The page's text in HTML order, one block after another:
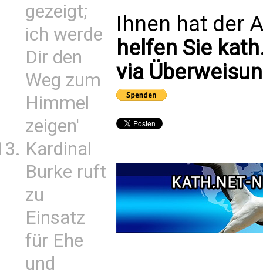
gezeigt;
ich werde
Dir den
Weg zum
Himmel
zeigen'
Kardinal
Burke ruft
zu
Einsatz
für Ehe
und
Ihnen hat der
helfen Sie
via